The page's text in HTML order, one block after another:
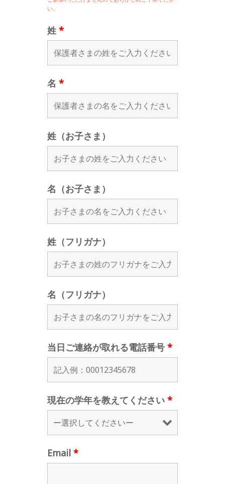
い。
姓 *
名 *
姓（お子さま）
名（お子さま）
姓（フリガナ）
名（フリガナ）
当日ご連絡が取れる電話番号 *
現在の学年を教えてください *
Email *